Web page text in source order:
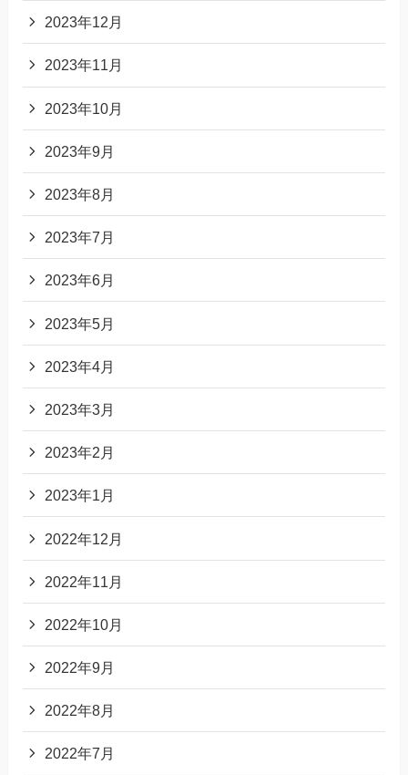
2023年12月
2023年11月
2023年10月
2023年9月
2023年8月
2023年7月
2023年6月
2023年5月
2023年4月
2023年3月
2023年2月
2023年1月
2022年12月
2022年11月
2022年10月
2022年9月
2022年8月
2022年7月